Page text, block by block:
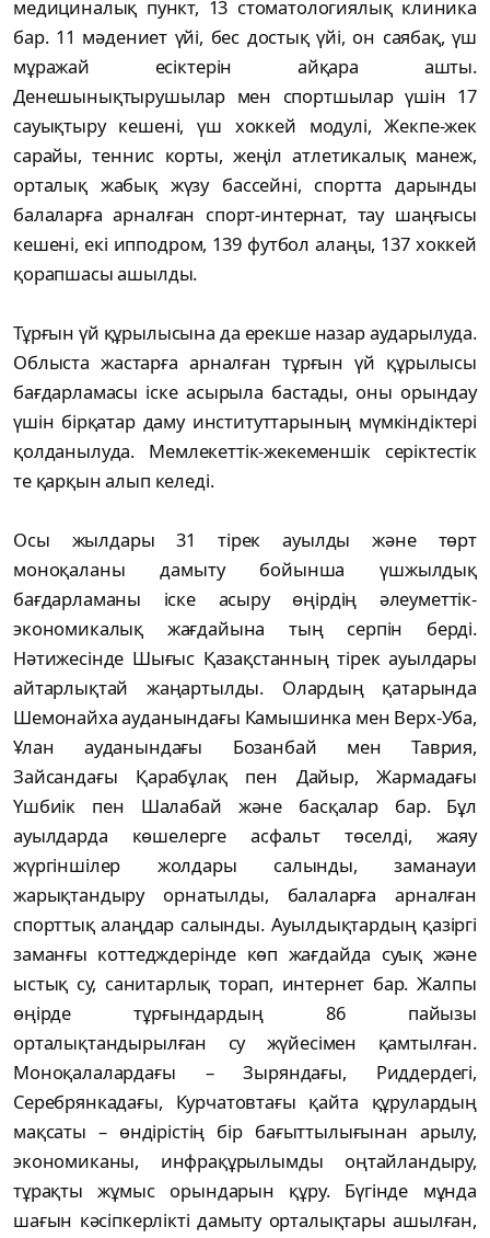
медициналық пункт, 13 стоматологиялық клиника
бар. 11 мәдениет үйі, бес достық үйі, он саябақ, үш
мұражай есіктерін айқара ашты.
Денешынықтырушылар мен спортшылар үшін 17
сауықтыру кешені, үш хоккей модулі, Жекпе-жек
сарайы, теннис корты, жеңіл атлетикалық манеж,
орталық жабық жүзу бассейні, спортта дарынды
балаларға арналған спорт-интернат, тау шаңғысы
кешені, екі ипподром, 139 футбол алаңы, 137 хоккей
қорапшасы ашылды.
Тұрғын үй құрылысына да ерекше назар аударылуда.
Облыста жастарға арналған тұрғын үй құрылысы
бағдарламасы іске асырыла бастады, оны орындау
үшін бірқатар даму институттарының мүмкіндіктері
қолданылуда. Мемлекеттік-жекеменшік серіктестік
те қарқын алып келеді.
Осы жылдары 31 тірек ауылды және төрт
моноқаланы дамыту бойынша үшжылдық
бағдарламаны іске асыру өңірдің әлеуметтік-
экономикалық жағдайына тың серпін берді.
Нәтижесінде Шығыс Қазақстанның тірек ауылдары
айтарлықтай жаңартылды. Олардың қатарында
Шемонайха ауданындағы Камышинка мен Верх-Уба,
Ұлан ауданындағы Бозанбай мен Таврия,
Зайсандағы Қарабұлақ пен Дайыр, Жармадағы
Үшбиік пен Шалабай және басқалар бар. Бұл
ауылдарда көшелерге асфальт төселді, жаяу
жүргіншілер жолдары салынды, заманауи
жарықтандыру орнатылды, балаларға арналған
спорттық алаңдар салынды. Ауылдықтардың қазіргі
заманғы коттедждерінде көп жағдайда суық және
ыстық су, санитарлық торап, интернет бар. Жалпы
өңірде тұрғындардың 86 пайызы
орталықтандырылған су жүйесімен қамтылған.
Моноқалалардағы – Зыряндағы, Риддердегі,
Серебрянкадағы, Курчатовтағы қайта құрулардың
мақсаты – өндірістің бір бағыттылығынан арылу,
экономиканы, инфрақұрылымды оңтайландыру,
тұрақты жұмыс орындарын құру. Бүгінде мұнда
шағын кәсіпкерлікті дамыту орталықтары ашылған,